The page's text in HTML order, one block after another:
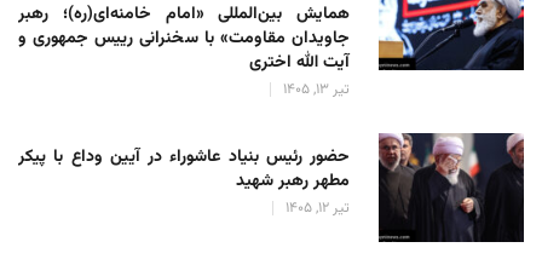
همایش بین‌المللی «امام خامنه‌ای(ره)؛ رهبر
جاویدان مقاومت» با سخنرانی رییس جمهوری و
آیت الله اختری
تیر 13, 1405
حضور رئیس‌ بنیاد عاشوراء در آیین وداع با پیکر
مطهر رهبر شهید
تیر 12, 1405